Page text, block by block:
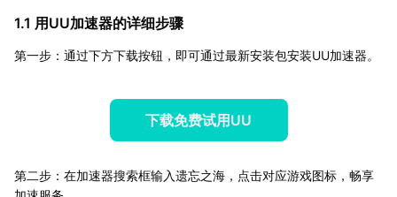
1.1 用UU加速器的详细步骤
第一步：通过下方下载按钮，即可通过最新安装包安装UU加速器。
下载免费试用UU
第二步：在加速器搜索框输入遗忘之海，点击对应游戏图标，畅享